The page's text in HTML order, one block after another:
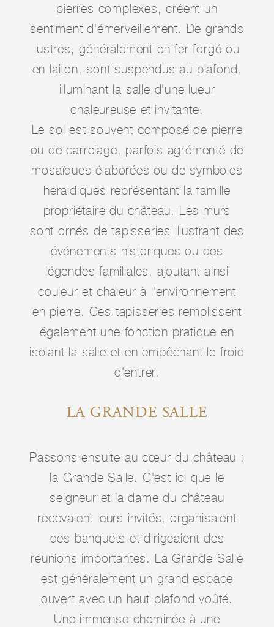
pierres complexes, créent un
sentiment d'émerveillement. De grands
lustres, généralement en fer forgé ou
en laiton, sont suspendus au plafond,
illuminant la salle d'une lueur
chaleureuse et invitante.
Le sol est souvent composé de pierre
ou de carrelage, parfois agrémenté de
mosaïques élaborées ou de symboles
héraldiques représentant la famille
propriétaire du château. Les murs
sont ornés de tapisseries illustrant des
événements historiques ou des
légendes familiales, ajoutant ainsi
couleur et chaleur à l'environnement
en pierre. Ces tapisseries remplissent
également une fonction pratique en
isolant la salle et en empêchant le froid
d'entrer.
LA GRANDE SALLE
Passons ensuite au cœur du château :
la Grande Salle. C'est ici que le
seigneur et la dame du château
recevaient leurs invités, organisaient
des banquets et dirigeaient des
réunions importantes. La Grande Salle
est généralement un grand espace
ouvert avec un haut plafond voûté.
Une immense cheminée à une